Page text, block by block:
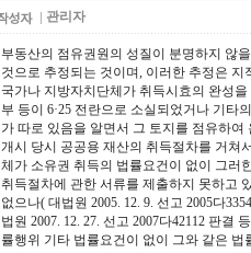
관리자
부동산의 점유권원의 성질이 분명하지 않
것으로 추정되는 것이며, 이러한 추정은
국가나 지방자치단체가 취득시효의 완성
부 등이 6·25 전란으로 소실되었거나 기
가 따로 있음을 알면서 그 토지를 점유하
개시 당시 공공용 재산의 취득절차를 거쳐
체가 소유권 취득의 법률요건이 없이 그러
취득절차에 관한 서류를 제출하지 못하고
없으나( 대법원 2005. 12. 9. 선고 2005다
법원 2007. 12. 27. 선고 2007다42112 판
률행위 기타 법률요건이 없이 그와 같은